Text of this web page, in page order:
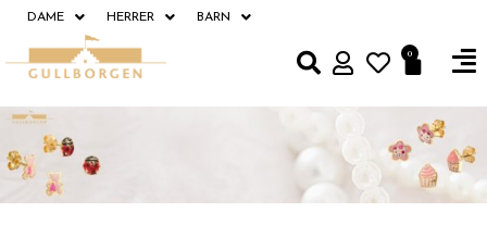
Hopp
innholdet
DAME HERRER BARN
0